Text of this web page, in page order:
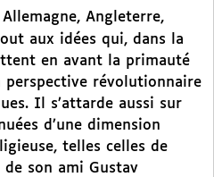
Allemagne, Angleterre,
aux idées qui, dans la
en avant la primauté
révolutionnaire
Il s’attarde aussi sur
d’une dimension
telles celles de
de son ami Gustav